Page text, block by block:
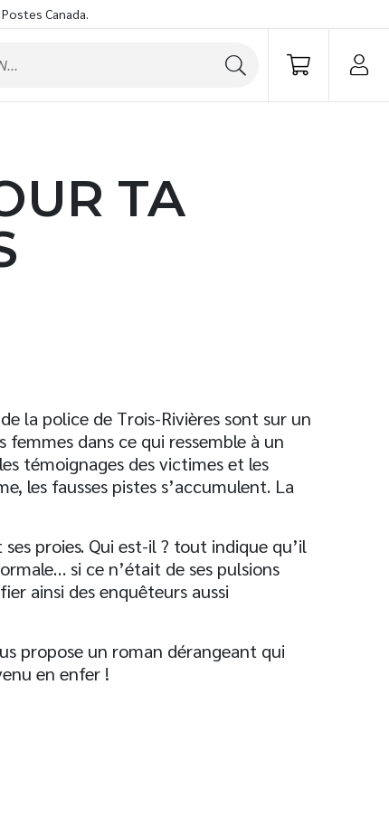
Canada.
TA
la police de Trois-Rivières sont sur un
femmes dans ce qui ressemble à un
témoignages des victimes et les
les fausses pistes s’accumulent. La
proies. Qui est-il ? tout indique qu’il
si ce n’était de ses pulsions
ainsi des enquêteurs aussi
propose un roman dérangeant qui
en enfer !